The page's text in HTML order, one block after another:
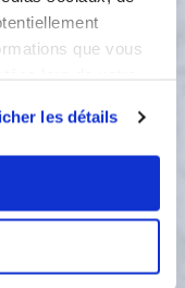
que vous
les détails
en poudre. 4.
obtenir une pâte
vous étalerez
5. Dans une
pincée de sel. 6.
battez les
7.
mélangez